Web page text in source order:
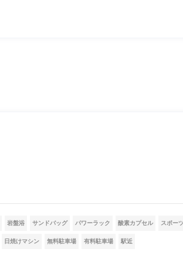
岩盤浴 サンドバッグ パワーラック 酸素カプセル スポー
日焼けマシン 無料駐車場 有料駐車場 駅近